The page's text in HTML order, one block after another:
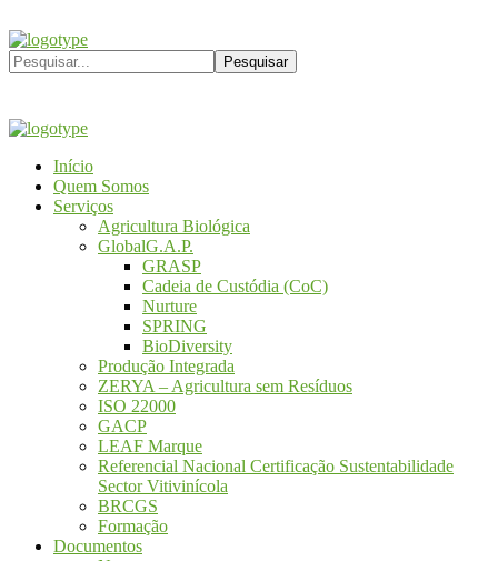
Início
Quem Somos
Serviços
Agricultura Biológica
GlobalG.A.P.
GRASP
Cadeia de Custódia (CoC)
Nurture
SPRING
BioDiversity
Produção Integrada
ZERYA – Agricultura sem Resíduos
ISO 22000
GACP
LEAF Marque
Referencial Nacional Certificação Sustentabilidade
Sector Vitivinícola
BRCGS
Formação
Documentos